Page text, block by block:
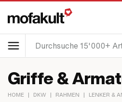
Griffe &
HOME | DKW | RAHMEN | LENKER &